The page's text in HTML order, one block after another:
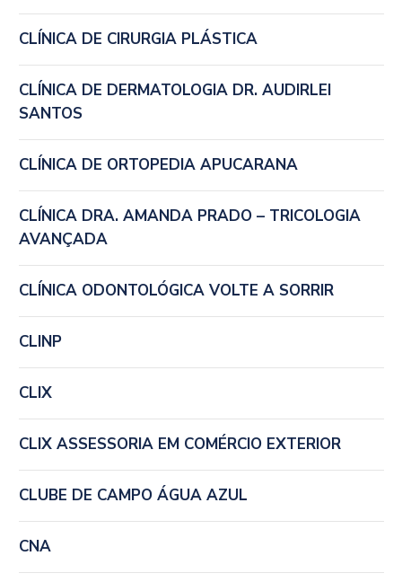
CLÍNICA DE CIRURGIA PLÁSTICA
CLÍNICA DE DERMATOLOGIA DR. AUDIRLEI
SANTOS
CLÍNICA DE ORTOPEDIA APUCARANA
CLÍNICA DRA. AMANDA PRADO – TRICOLOGIA
AVANÇADA
CLÍNICA ODONTOLÓGICA VOLTE A SORRIR
CLINP
CLIX
CLIX ASSESSORIA EM COMÉRCIO EXTERIOR
CLUBE DE CAMPO ÁGUA AZUL
CNA